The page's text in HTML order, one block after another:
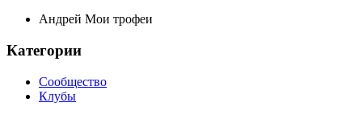
Андрей Мои трофеи
Категории
Сообщество
Клубы